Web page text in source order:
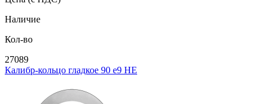
Наличие
Кол-во
27089
Калибр-кольцо гладкое 90 e9 НЕ